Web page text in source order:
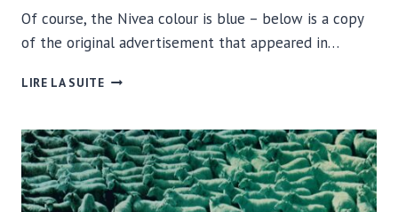
Of course, the Nivea colour is blue – below is a copy
of the original advertisement that appeared in…
LIRE LA SUITENIVEA
DES
POTS